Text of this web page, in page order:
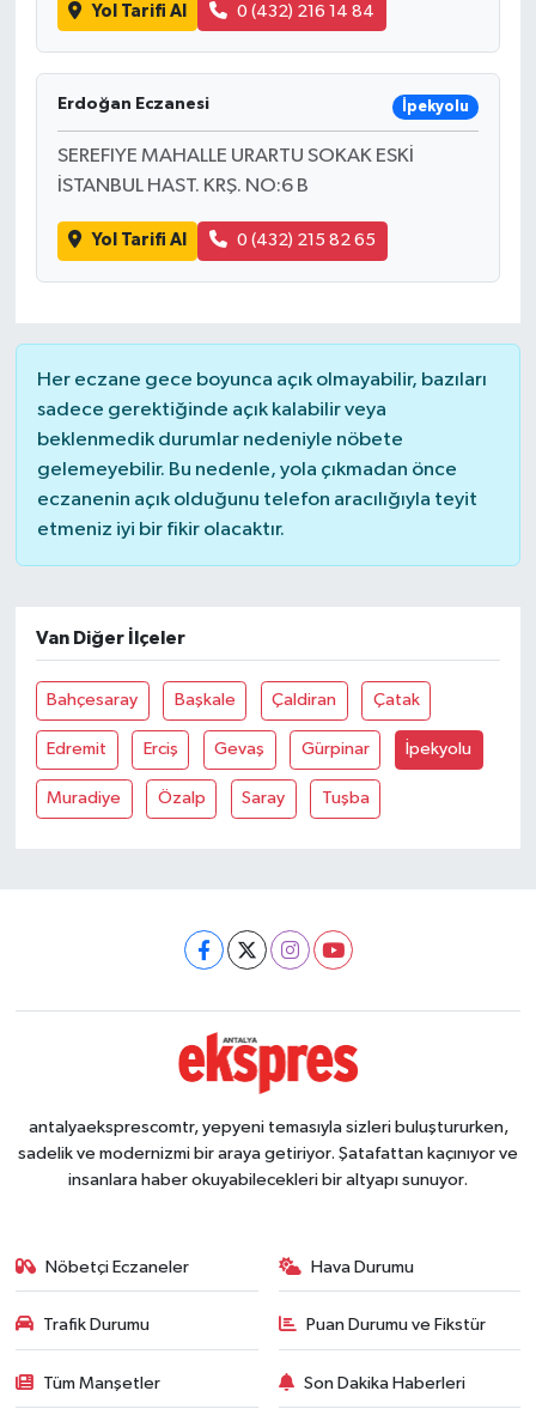
Yol Tarifi Al 0 (432) 216 14 84
Erdoğan Eczanesi İpekyolu
SEREFIYE MAHALLE URARTU SOKAK ESKİ
İSTANBUL HAST. KRŞ. NO:6 B
Yol Tarifi Al 0 (432) 215 82 65
Her eczane gece boyunca açık olmayabilir, bazıları
sadece gerektiğinde açık kalabilir veya
beklenmedik durumlar nedeniyle nöbete
gelemeyebilir. Bu nedenle, yola çıkmadan önce
eczanenin açık olduğunu telefon aracılığıyla teyit
etmeniz iyi bir fikir olacaktır.
Van Diğer İlçeler
Bahçesaray Başkale Çaldiran Çatak
Edremit Erciş Gevaş Gürpinar İpekyolu
Muradiye Özalp Saray Tuşba
antalyaeksprescomtr, yepyeni temasıyla sizleri buluştururken,
sadelik ve modernizmi bir araya getiriyor. Şatafattan kaçınıyor ve
insanlara haber okuyabilecekleri bir altyapı sunuyor.
Nöbetçi Eczaneler Hava Durumu
Trafik Durumu Puan Durumu ve Fikstür
Tüm Manşetler Son Dakika Haberleri